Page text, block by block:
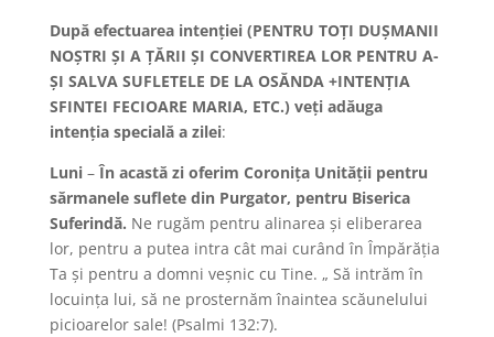
După efectuarea intenţiei (PENTRU TOȚI DUȘMANII
NOȘTRI ȘI A ȚĂRII ȘI CONVERTIREA LOR PENTRU A-
ȘI SALVA SUFLETELE DE LA OSĂNDA +INTENȚIA
SFINTEI FECIOARE MARIA, ETC.) veţi adăuga
intenţia specială a zilei:
Luni –În acastă zi oferim Coroniţa Unităţii pentru
sărmanele suflete din Purgator, pentru Biserica
Suferindă. Ne rugăm pentru alinarea şi eliberarea
lor, pentru a putea intra cât mai curând în Împărăţia
Ta şi pentru a domni veşnic cu Tine. „ Să intrăm în
locuinţa lui, să ne prosternăm înaintea scăunelului
picioarelor sale! (Psalmi 132:7).